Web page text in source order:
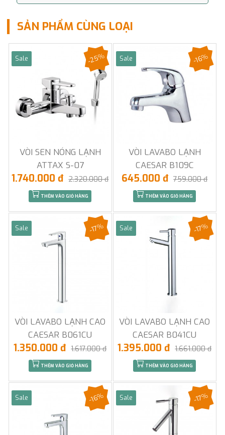
SẢN PHẨM CÙNG LOẠI
Sale
VÒI SEN NÓNG LẠNH
ATTAX S-07
-25%
1.740.000 đ 2.320.000 đ
THÊM VÀO GIỎ HÀNG
Sale
VÒI LAVABO LẠNH
CAESAR B109C
-16%
645.000 đ 759.000 đ
THÊM VÀO GIỎ HÀNG
Sale
VÒI LAVABO LẠNH CAO
CAESAR B061CU
-17%
1.350.000 đ 1.617.000 đ
THÊM VÀO GIỎ HÀNG
Sale
VÒI LAVABO LẠNH CAO
CAESAR B041CU
-17%
1.395.000 đ 1.661.000 đ
THÊM VÀO GIỎ HÀNG
Sale -16% Sale -17%